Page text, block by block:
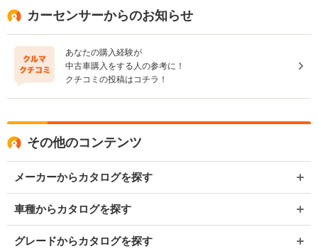
カーセンサーからのお知らせ
あなたの購入経験が
中古車購入をする人の参考に！
クチコミの投稿はコチラ！
その他のコンテンツ
メーカーからカタログを探す
車種からカタログを探す
グレードからカタログを探す